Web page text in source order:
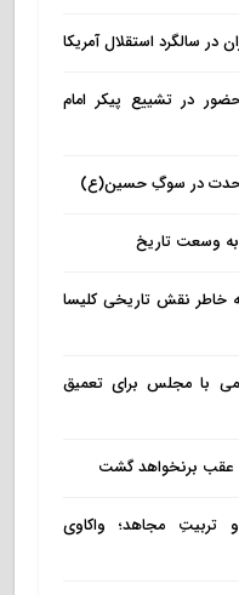
در سالگرد استقلال آمریکا
در تشییع پیکر امام
وحدت در سوگِ حسین(ع)
وسعت تاریخ
خاطر نقش تاریخی کلیسا
با مجلس برای تعمیق
عقب برنخواهد گشت
تربیتِ مجاهد؛ واکاوی